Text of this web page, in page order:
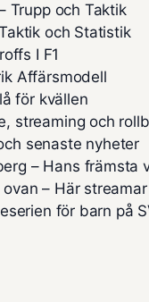
Trupp och Taktik
och Statistik
I F1
Affärsmodell
för kvällen
streaming och
senaste nyheter
– Hans främsta
– Här
för barn på